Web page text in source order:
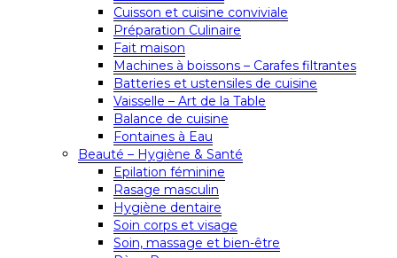
Cuisson et cuisine conviviale
Préparation Culinaire
Fait maison
Machines à boissons – Carafes filtrantes
Batteries et ustensiles de cuisine
Vaisselle – Art de la Table
Balance de cuisine
Fontaines à Eau
Beauté – Hygiène & Santé
Epilation féminine
Rasage masculin
Hygiène dentaire
Soin corps et visage
Soin, massage et bien-être